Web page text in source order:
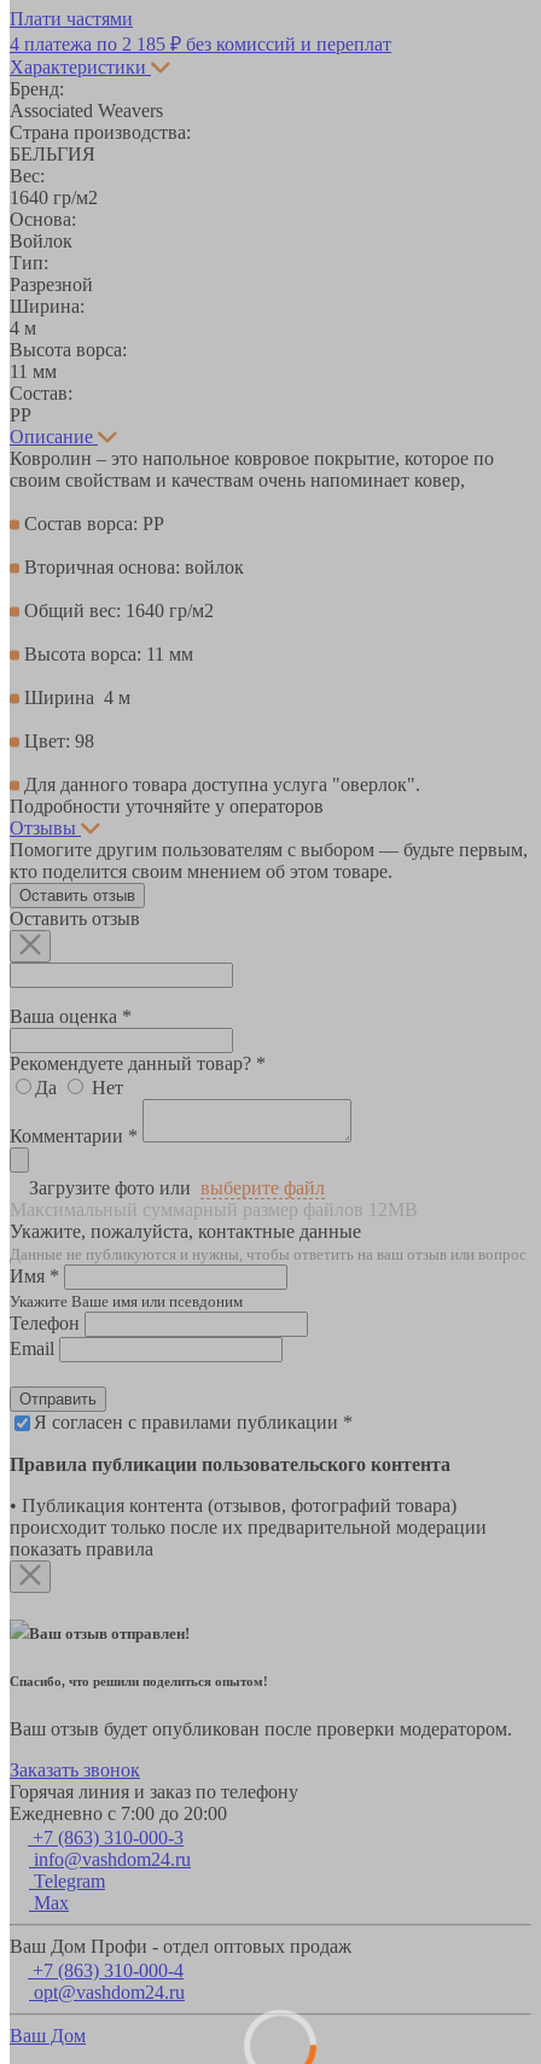
Плати частями
4 платежа по 2 185 ₽ без комиссий и переплат
Характеристики
Бренд:
Аssociated Weavers
Страна производства:
БЕЛЬГИЯ
Вес:
1640 гр/м2
Основа:
Войлок
Тип:
Разрезной
Ширина:
4 м
Высота ворса:
11 мм
Состав:
PP
Описание
Ковролин – это напольное ковровое покрытие, которое по
своим свойствам и качествам очень напоминает ковер,
Состав ворса: PP
Вторичная основа: войлок
Общий вес: 1640 гр/м2
Высота ворса: 11 мм
Ширина 4 м
Цвет: 98
Для данного товара доступна услуга "оверлок".
Подробности уточняйте у операторов
Отзывы
Помогите другим пользователям с выбором — будьте первым,
кто поделится своим мнением об этом товаре.
Оставить отзыв
Оставить отзыв
Ваша оценка *
Рекомендуете данный товар? *
Да
Нет
Комментарии *
Загрузите фото или выберите файл
Максимальный суммарный размер файлов 12MB
Укажите, пожалуйста, контактные данные
Данные не публикуются и нужны, чтобы ответить на ваш отзыв или вопрос
Имя *
Укажите Ваше имя или псевдоним
Телефон
Email
Отправить
Я согласен с правилами публикации *
Правила публикации пользовательского контента
• Публикация контента (отзывов, фотографий товара)
происходит только после их предварительной модерации
показать правила
Ваш отзыв отправлен!
Спасибо, что решили поделиться опытом!
Ваш отзыв будет опубликован после проверки модератором.
Заказать звонок
Горячая линия и заказ по телефону
Ежедневно с 7:00 до 20:00
+7 (863) 310-000-3
info@vashdom24.ru
Telegram
Max
Ваш Дом Профи - отдел оптовых продаж
+7 (863) 310-000-4
opt@vashdom24.ru
Ваш Дом